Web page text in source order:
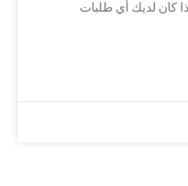
كان لديك أي طلبات